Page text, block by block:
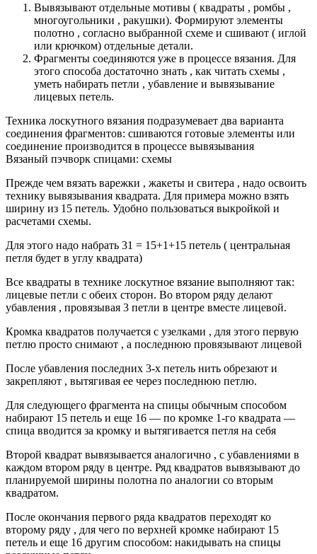
Вывязывают отдельные мотивы ( квадраты , ромбы ,
многоугольники , ракушки). Формируют элементы
полотно , согласно выбранной схеме и сшивают ( иглой
или крючком) отдельные детали.
Фрагменты соединяются уже в процессе вязания. Для
этого способа достаточно знать , как читать схемы ,
уметь набирать петли , убавление и вывязывание
лицевых петель.
Техника лоскутного вязания подразумевает два варианта
соединения фрагментов: сшиваются готовые элементы или
соединение производится в процессе вывязывания
Вязаный пэчворк спицами: схемы
Прежде чем вязать варежки , жакеты и свитера , надо освоить
технику вывязывания квадрата. Для примера можно взять
ширину из 15 петель. Удобно пользоваться выкройкой и
расчетами схемы.
Для этого надо набрать 31 = 15+1+15 петель ( центральная
петля будет в углу квадрата)
Все квадраты в технике лоскутное вязание выполняют так:
лицевые петли с обеих сторон. Во втором ряду делают
убавления , провязывая 3 петли в центре вместе лицевой.
Кромка квадратов получается с узелками , для этого первую
петлю просто снимают , а последнюю провязывают лицевой
После убавления последних 3-х петель нить обрезают и
закрепляют , вытягивая ее через последнюю петлю.
Для следующего фрагмента на спицы обычным способом
набирают 15 петель и еще 16 — по кромке 1-го квадрата —
спица вводится за кромку и вытягивается петля на себя
Второй квадрат вывязывается аналогично , с убавлениями в
каждом втором ряду в центре. Ряд квадратов вывязывают до
планируемой ширины полотна по аналогии со вторым
квадратом.
После окончания первого ряда квадратов переходят ко
второму ряду , для чего по верхней кромке набирают 15
петель и еще 16 другим способом: накидывать на спицы